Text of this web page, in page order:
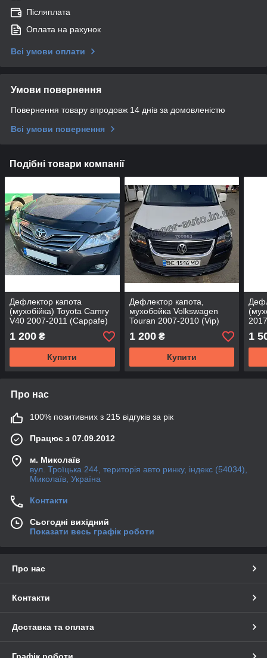
Післяплата
Оплата на рахунок
Всі умови оплати
Умови повернення
Повернення товару впродовж 14 днів за домовленістю
Всі умови повернення
Подібні товари компанії
Дефлектор капота
(мухобійка) Toyota Camry
V40 2007-2011 (Cappafe)
1 200 ₴
Купити
Дефлектор капота,
мухобойка Volkswagen
Touran 2007-2010 (Vip)
1 200₴
Купити
1
Про нас
100% позитивних з 215 відгуків за рік
Працює з 07.09.2012
м. Миколаїв
вул. Троїцька 244, територія авто ринку, індекс (54034),
Миколаїв, Україна
Контакти
Сьогодні вихідний
Показати весь графік роботи
Про нас
Контакти
Доставка та оплата